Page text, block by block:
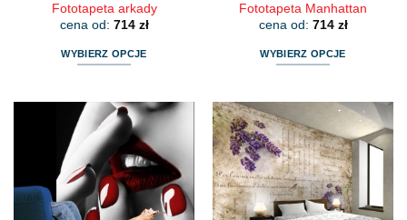
Fototapeta arkady
cena od: 714 zł
WYBIERZ OPCJE
ma
wiele
wariantów.
Opcje
można
wybrać
Fototapeta Manhattan
cena od: 714 zł
WYBIERZ OPCJE
wiele
wariantów.
Opcje
można
wybrać